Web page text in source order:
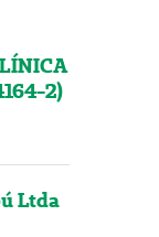
2)
Ltda